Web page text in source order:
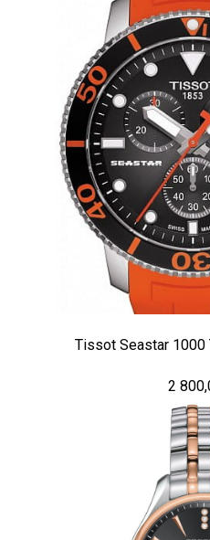
Tissot Seastar 1000
2